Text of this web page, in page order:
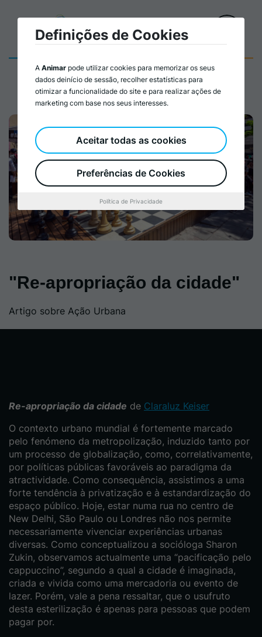
"Re-apropriação da cidade"
Artigo sobre Ação Urbana
Re-apropriação da cidade de Claraluz Keiser
O contexto urbano mundial é fortemente marcado
pelo fenómeno da metropolização, induzido tanto por
um processo de globalização, como, correlativamente,
por políticas públicas favoráveis ao paradigma da
atractividade. Como consequência, assistimos a uma
forte tendência à privatização e à estandardização do
espaço público. Hoje, estar numa rua no centro de
New Delhi, São Paulo ou Londres não nos permite
necessariamente vivenciar experiências urbanas
diversas. Como conceptualizou a socióloga Sharon
Zukin, observamos actualmente uma “pacificação pelo
cappuccino”, segundo a qual a cidade é imaginada,
criada e vivida como uma mercadoria ou evento de
lazer. Porém, vale a pena ressaltar, que o usufruto
desta esterilização é apenas para pessoas que podem
pagar por.
Definições de Cookies
A Animar pode utilizar cookies para memorizar os seus
dados deinício de sessão, recolher estatísticas para
otimizar a funcionalidade do site e para realizar ações de
marketing com base nos seus interesses.
Preferências de Cookies
Aceitar todas as cookies
Política de Privacidade